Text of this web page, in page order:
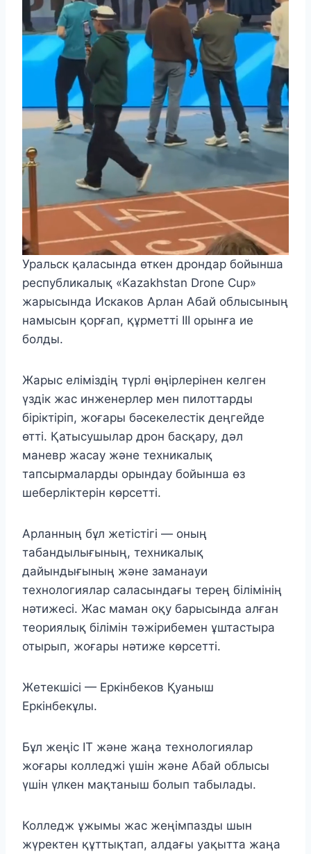
Уральск қаласында өткен дрондар бойынша
республикалық «Kazakhstan Drone Cup»
жарысында Искаков Арлан Абай облысының
намысын қорғап, құрметті ІІІ орынға ие
болды.
Жарыс еліміздің түрлі өңірлерінен келген
үздік жас инженерлер мен пилоттарды
біріктіріп, жоғары бәсекелестік деңгейде
өтті. Қатысушылар дрон басқару, дәл
маневр жасау және техникалық
тапсырмаларды орындау бойынша өз
шеберліктерін көрсетті.
Арланның бұл жетістігі — оның
табандылығының, техникалық
дайындығының және заманауи
технологиялар саласындағы терең білімінің
нәтижесі. Жас маман оқу барысында алған
теориялық білімін тәжірибемен ұштастыра
отырып, жоғары нәтиже көрсетті.
Жетекшісі — Еркінбеков Қуаныш
Еркінбекұлы.
Бұл жеңіс IT және жаңа технологиялар
жоғары колледжі үшін және Абай облысы
үшін үлкен мақтаныш болып табылады.
Колледж ұжымы жас жеңімпазды шын
жүректен құттықтап, алдағы уақытта жаңа